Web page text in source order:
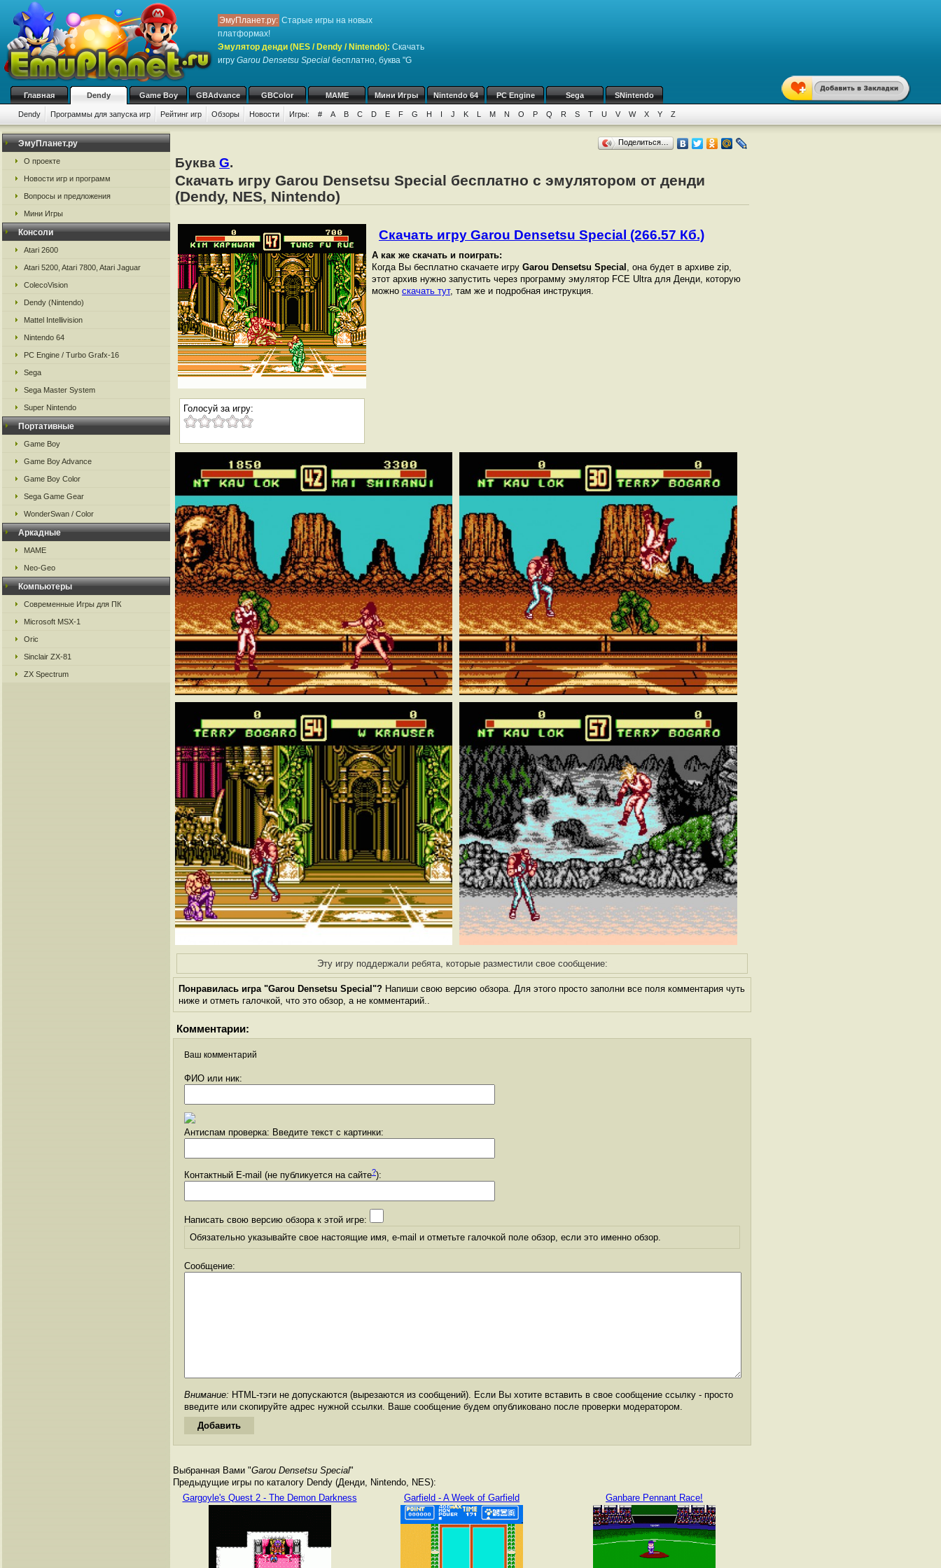
ЭмуПланет.ру: Старые игры на новых
платформах!
Эмулятор денди (NES / Dendy / Nintendo): Скачать
игру Garou Densetsu Special бесплатно, буква "G
Главная Dendy Game Boy GBAdvance GBColor MAME Мини Игры Nintendo 64 PC Engine Sega SNintendo
Dendy Программы для запуска игр Рейтинг игр Обзоры Новости Игры: # A B C D E F G H I J K L M N O P Q R S T U V W X Y Z
ЭмуПланет.ру
О проекте
Новости игр и программ
Вопросы и предложения
Мини Игры
Консоли
Atari 2600
Atari 5200, Atari 7800, Atari Jaguar
ColecoVision
Dendy (Nintendo)
Mattel Intellivision
Nintendo 64
PC Engine / Turbo Grafx-16
Sega
Sega Master System
Super Nintendo
Портативные
Game Boy
Game Boy Advance
Game Boy Color
Sega Game Gear
WonderSwan / Color
Аркадные
MAME
Neo-Geo
Компьютеры
Современные Игры для ПК
Microsoft MSX-1
Oric
Sinclair ZX-81
ZX Spectrum
Поделиться…
Буква G.
Скачать игру Garou Densetsu Special бесплатно с эмулятором от денди
(Dendy, NES, Nintendo)
Голосуй за игру:
Скачать игру Garou Densetsu Special (266.57 Кб.)
А как же скачать и поиграть:
Когда Вы бесплатно скачаете игру Garou Densetsu Special , она будет в архиве zip,
этот архив нужно запустить через программу эмулятор FCE Ultra для Денди, которую
можно скачать тут, там же и подробная инструкция.
Эту игру поддержали ребята, которые разместили свое сообщение:
Понравилась игра "Garou Densetsu Special"? Напиши свою версию обзора. Для этого просто заполни все поля комментария чуть
ниже и отметь галочкой, что это обзор, а не комментарий..
Комментарии:
Ваш комментарий
ФИО или ник:
Антиспам проверка: Введите текст с картинки:
Контактный E-mail (не публикуется на сайте?):
Написать свою версию обзора к этой игре:
Обязательно указывайте свое настоящие имя, e-mail и отметьте галочкой поле обзор, если это именно обзор.
Сообщение:
Внимание: HTML-тэги не допускаются (вырезаются из сообщений). Если Вы хотите вставить в свое сообщение ссылку - просто
введите или скопируйте адрес нужной ссылки. Ваше сообщение будем опубликовано после проверки модератором.
Выбранная Вами "Garou Densetsu Special"
Предыдущие игры по каталогу Dendy (Денди, Nintendo, NES):
Gargoyle's Quest 2 - The Demon Darkness
Garfield - A Week of Garfield Ganbare Pennant Race!